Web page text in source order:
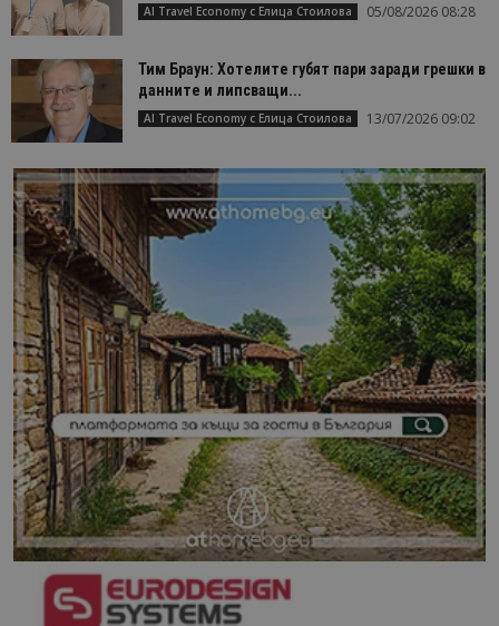
AI Travel Economy с Елица Стоилова 05/08/2026 08:28
Тим Браун: Хотелите губят пари заради грешки в
данните и липсващи...
AI Travel Economy с Елица Стоилова 13/07/2026 09:02